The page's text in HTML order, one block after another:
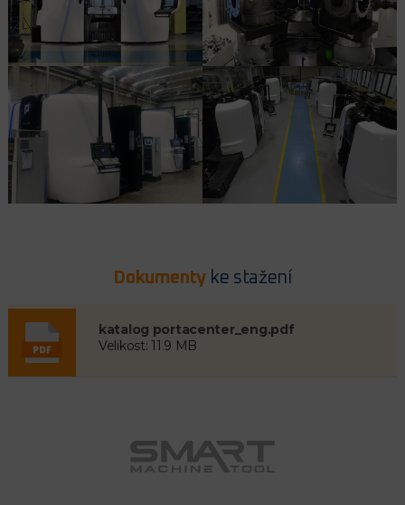
Dokumenty ke stažení
katalog portacenter_eng.pdf
Velikost: 11.9 MB